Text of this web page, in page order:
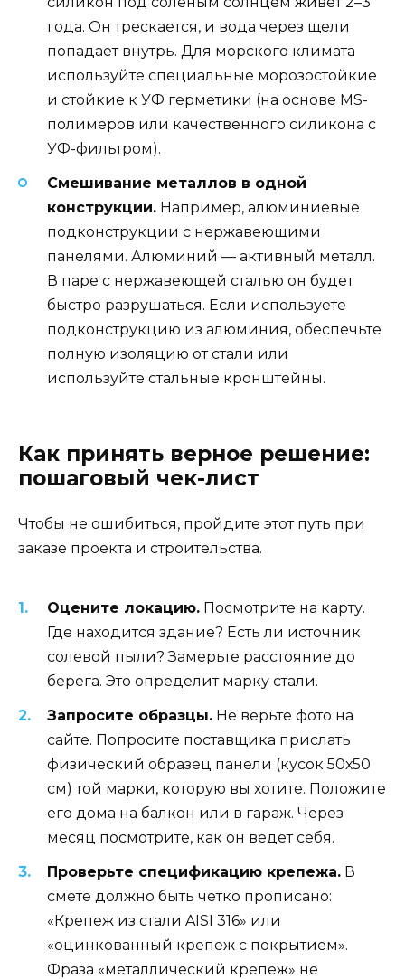
года. Он трескается, и вода через щели
попадает внутрь. Для морского климата
используйте специальные морозостойкие
и стойкие к УФ герметики (на основе MS-
полимеров или качественного силикона с
УФ-фильтром).
Смешивание металлов в одной
конструкции. Например, алюминиевые
подконструкции с нержавеющими
панелями. Алюминий — активный металл.
В паре с нержавеющей сталью он будет
быстро разрушаться. Если используете
подконструкцию из алюминия, обеспечьте
полную изоляцию от стали или
используйте стальные кронштейны.
Как принять верное решение:
пошаговый чек-лист
Чтобы не ошибиться, пройдите этот путь при
заказе проекта и строительства.
Оцените локацию. Посмотрите на карту.
Где находится здание? Есть ли источник
солевой пыли? Замерьте расстояние до
берега. Это определит марку стали.
Запросите образцы. Не верьте фото на
сайте. Попросите поставщика прислать
физический образец панели (кусок 50х50
см) той марки, которую вы хотите. Положите
его дома на балкон или в гараж. Через
месяц посмотрите, как он ведет себя.
Проверьте спецификацию крепежа. В
смете должно быть четко прописано:
«Крепеж из стали AISI 316» или
«оцинкованный крепеж с покрытием».
Фраза «металлический крепеж» не